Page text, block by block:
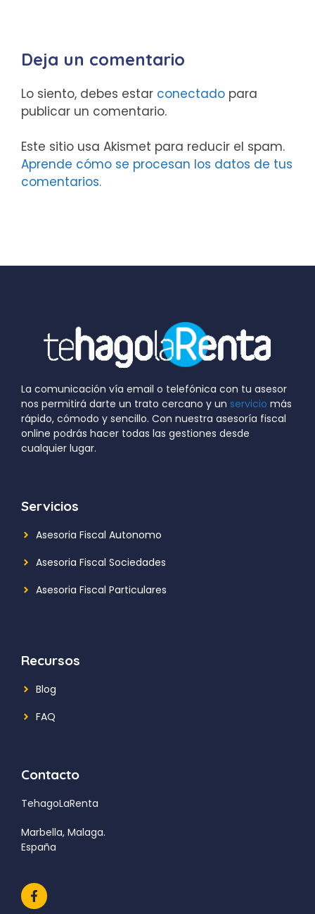
Deja un comentario
Lo siento, debes estar conectado para
publicar un comentario.
Este sitio usa Akismet para reducir el spam.
Aprende cómo se procesan los datos de tus
comentarios.
La comunicación vía email o telefónica con tu asesor
nos permitirá darte un trato cercano y un servicio más
rápido, cómodo y sencillo. Con nuestra asesoría fiscal
online podrás hacer todas las gestiones desde
cualquier lugar.
Servicios
Asesoria Fiscal Autonomo
Asesoria Fiscal Sociedades
Asesoria Fiscal Particulares
Recursos
Blog
FAQ
Contacto
TehagoLaRenta
Marbella, Malaga.
España